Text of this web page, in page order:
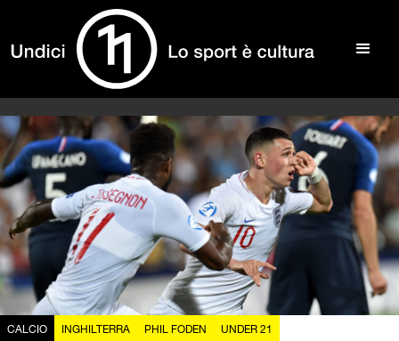
CALCIO INGHILTERRA PHIL FODEN UNDER 21